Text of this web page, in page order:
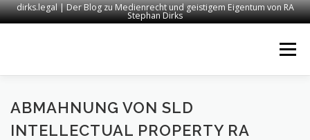
dirks.legal | Der Blog zu Medienrecht und geistigem Eigentum von RA
Stephan Dirks
Menü
START KONTAKT RECHTSANWALT DIRKS
ABMAHNUNG VON SLD
INTELLECTUAL PROPERTY RA